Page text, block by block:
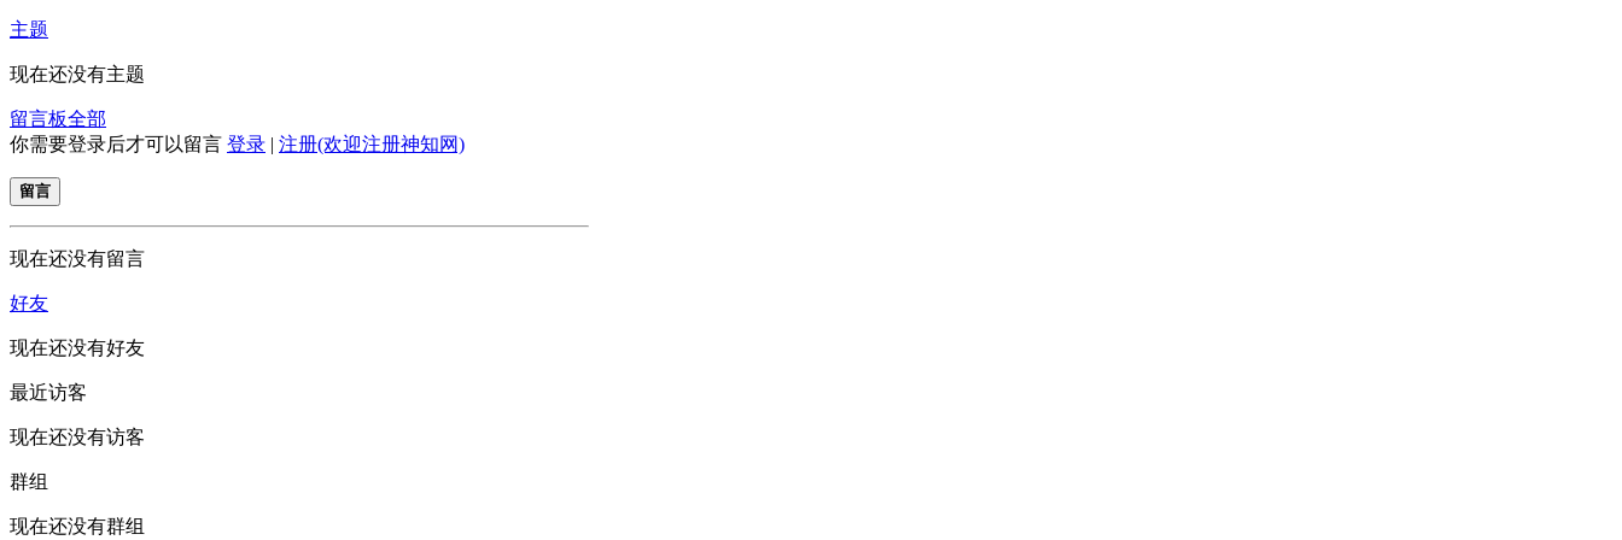
主题
现在还没有主题
留言板全部
你需要登录后才可以留言 登录 | 注册(欢迎注册神知网)
留言
现在还没有留言
好友
现在还没有好友
最近访客
现在还没有访客
群组
现在还没有群组